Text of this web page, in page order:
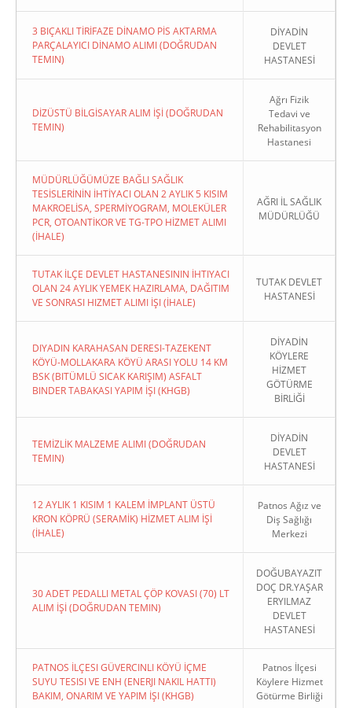
3 BIÇAKLI TİRİFAZE DİNAMO PİS AKTARMA
PARÇALAYICI DİNAMO ALIMI (DOĞRUDAN
TEMIN)
DİYADİN
DEVLET
HASTANESİ
DİZÜSTÜ BİLGİSAYAR ALIM İŞİ (DOĞRUDAN
TEMIN)
Ağrı Fizik
Tedavi ve
Rehabilitasyon
Hastanesi
MÜDÜRLÜĞÜMÜZE BAĞLI SAĞLIK
TESİSLERİNİN İHTİYACI OLAN 2 AYLIK 5 KISIM
MAKROELİSA, SPERMİYOGRAM, MOLEKÜLER
PCR, OTOANTİKOR VE TG-TPO HİZMET ALIMI
(İHALE)
AĞRI İL SAĞLIK
MÜDÜRLÜĞÜ
TUTAK İLÇE DEVLET HASTANESININ İHTIYACI
OLAN 24 AYLIK YEMEK HAZIRLAMA, DAĞITIM
VE SONRASI HIZMET ALIMI İŞI (İHALE)
TUTAK DEVLET
HASTANESİ
DIYADIN KARAHASAN DERESI-TAZEKENT
KÖYÜ-MOLLAKARA KÖYÜ ARASI YOLU 14 KM
BSK (BITÜMLÜ SICAK KARIŞIM) ASFALT
BINDER TABAKASI YAPIM İŞI (KHGB)
DİYADİN
KÖYLERE
HİZMET
GÖTÜRME
BİRLİĞİ
TEMİZLİK MALZEME ALIMI (DOĞRUDAN
TEMIN)
DİYADİN
DEVLET
HASTANESİ
12 AYLIK 1 KISIM 1 KALEM İMPLANT ÜSTÜ
KRON KÖPRÜ (SERAMİK) HİZMET ALIM İŞİ
(İHALE)
Patnos Ağız ve
Diş Sağlığı
Merkezi
30 ADET PEDALLI METAL ÇÖP KOVASI (70) LT
ALIM İŞİ (DOĞRUDAN TEMIN)
DOĞUBAYAZIT
DOÇ DR.YAŞAR
ERYILMAZ
DEVLET
HASTANESİ
PATNOS İLÇESI GÜVERCINLI KÖYÜ İÇME
SUYU TESISI VE ENH (ENERJI NAKIL HATTI)
BAKIM, ONARIM VE YAPIM İŞI (KHGB)
Patnos İlçesi
Köylere Hizmet
Götürme Birliği